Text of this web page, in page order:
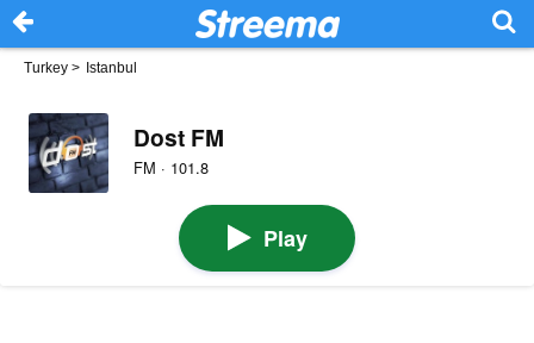
Turkey > Istanbul
Dost FM
FM · 101.8
Play